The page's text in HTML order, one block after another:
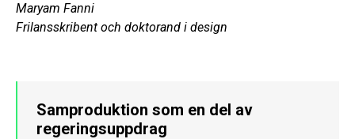
Maryam Fanni
Frilansskribent och doktorand i design
Samproduktion som en del av
regeringsuppdrag